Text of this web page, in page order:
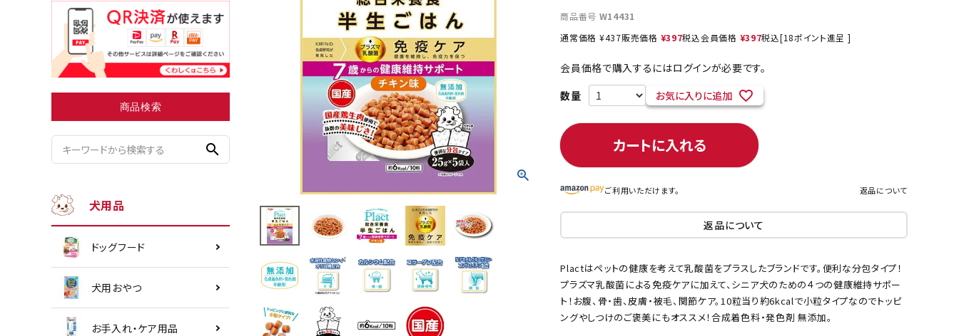
小型犬にオススメ ダイエット中にオススメ まとめ買いでオトク！！ ネコポス対象商品一覧
商品検索
search
犬用品
ドッグフード
犬用おやつ
お手入れ・ケア用品
商品番号 W14431
通常価格 ¥437販売価格 ¥397税込会員価格 ¥397税込[18ポイント進呈 ]
会員価格で購入するにはログインが必要です。
お気に入りに追加
カートに入れる
ご利用いただけます。 返品について
返品について
Plactはペットの健康を考えて乳酸菌をプラスしたブランドです。便利な分包タイプ！
プラズマ乳酸菌による免疫ケアに加えて、シニア犬のための４つの健康維持サポー
ト！お腹、骨・歯、皮膚・被毛、関節ケア。10粒当り約6kcalで小粒タイプなのでトッピ
ングやしつけのご褒美にもオススメ！合成着色料・発色剤 無添加。